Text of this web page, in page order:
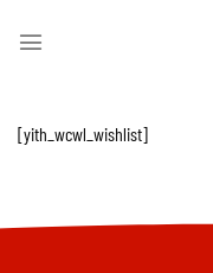
[yith_wcwl_wishlist]